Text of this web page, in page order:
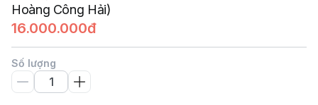
Hoàng Công Hải)
16.000.000đ
Số lượng